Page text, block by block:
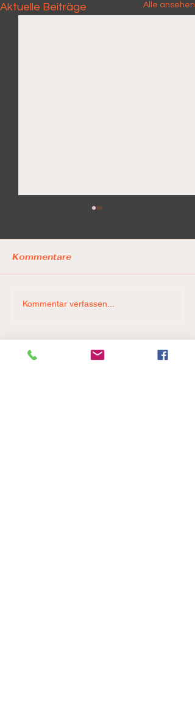
Aktuelle Beiträge Alle ansehen
Game 5. Final Four. 🚨
Kommentare
Kommentar verfassen...